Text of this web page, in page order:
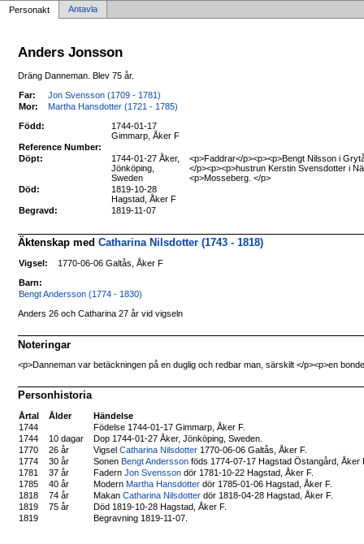
Personakt Antavla
Anders Jonsson
Dräng Danneman. Blev 75 år.
Far:
Jon Svensson (1709 - 1781)
Mor:
Martha Hansdotter (1721 - 1785)
Född:
1744-01-17
Gimmarp, Åker F
Reference Number:
Döpt:
1744-01-27 Åker,
Jönköping,
Sweden
<p>Faddrar</p><p><p>Bengt Nilsson i
</p><p><p>hustrun Kerstin Svensdotter i
<p>Mosseberg. </p>
Död:
1819-10-28
Hagstad, Åker F
Begravd:
1819-11-07
Äktenskap medCatharina Nilsdotter (1743 - 1818)
Vigsel: 1770-06-06 Galtås, Åker F
Barn:
Bengt Andersson (1774 - 1830)
Anders 26 och Catharina 27 år vid vigseln
Noteringar
<p>Danneman var betäckningen på en duglig och redbar man, särskilt </p><p>en
Personhistoria
Årtal Ålder
Händelse
1744
Födelse 1744-01-17 Gimmarp, Åker F.
1744
10 dagar
Dop 1744-01-27 Åker, Jönköping, Sweden.
1770
26 år VigselCatharina Nilsdotter 1770-06-06 Galtås, Åker F.
1774
30 år SonenBengt Andersson föds 1774-07-17 Hagstad Östangård, Åker
1781
37 år FadernJon Svensson dör 1781-10-22 Hagstad, Åker F.
1785
40 år ModernMartha Hansdotter dör 1785-01-06 Hagstad, Åker F.
1818
74 år MakanCatharina Nilsdotter dör 1818-04-28 Hagstad, Åker F.
1819
75 år
Död 1819-10-28 Hagstad, Åker F.
1819
Begravning 1819-11-07.